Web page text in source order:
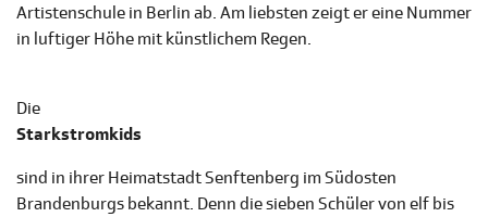
Artistenschule in Berlin ab. Am liebsten zeigt er eine Nummer
in luftiger Höhe mit künstlichem Regen.
Die
Starkstromkids
sind in ihrer Heimatstadt Senftenberg im Südosten
Brandenburgs bekannt. Denn die sieben Schüler von elf bis